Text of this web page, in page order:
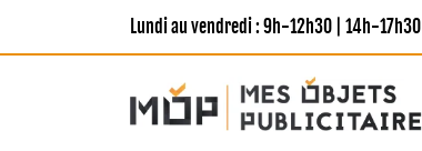
Lundi au vendredi : 9h-12h30 | 14h-17h30